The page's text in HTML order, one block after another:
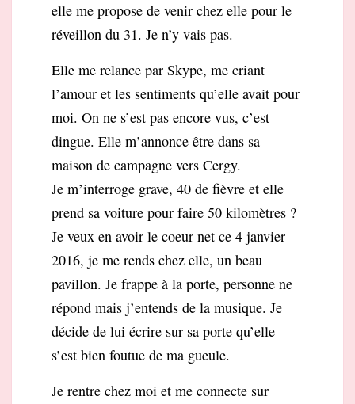
elle me propose de venir chez elle pour le
réveillon du 31. Je n’y vais pas.
Elle me relance par Skype, me criant
l’amour et les sentiments qu’elle avait pour
moi. On ne s’est pas encore vus, c’est
dingue. Elle m’annonce être dans sa
maison de campagne vers Cergy.
Je m’interroge grave, 40 de fièvre et elle
prend sa voiture pour faire 50 kilomètres ?
Je veux en avoir le coeur net ce 4 janvier
2016, je me rends chez elle, un beau
pavillon. Je frappe à la porte, personne ne
répond mais j’entends de la musique. Je
décide de lui écrire sur sa porte qu’elle
s’est bien foutue de ma gueule.
Je rentre chez moi et me connecte sur